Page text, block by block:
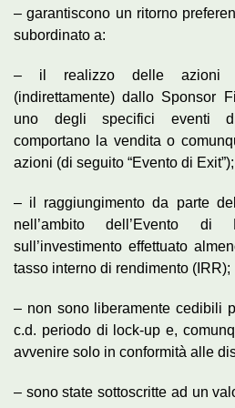
– garantiscono un ritorno
subordinato a:
– il realizzo delle azioni
(indirettamente) dallo Sponsor
uno degli specifici eventi
comportano la vendita o
azioni (di seguito “Evento di Exit”);
– il raggiungimento da parte
nell’ambito dell’Evento
sull’investimento effettuato
tasso interno di rendimento (IRR);
– non sono liberamente cedibili
c.d. periodo di lock-up e,
avvenire solo in conformità alle
– sono state sottoscritte ad un